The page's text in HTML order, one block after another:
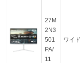
27M
2N3
501
PA/
11
ワイド